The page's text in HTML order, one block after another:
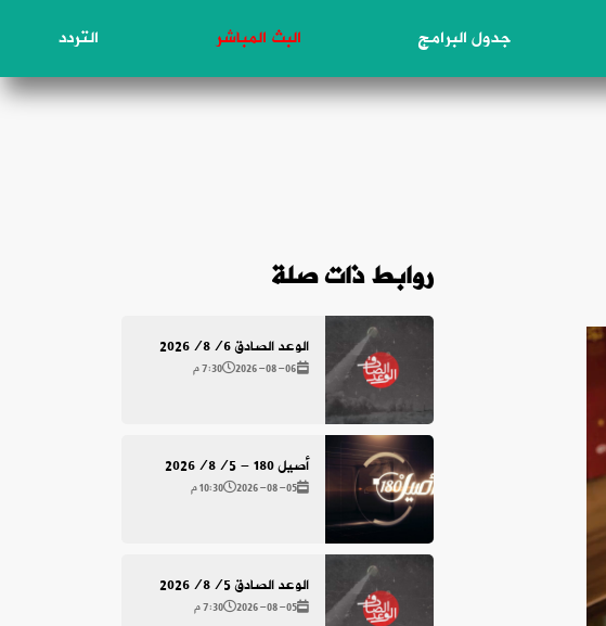
جدول البرامج البث المباشر التردد
روابط ذات صلة
الوعد الصادق 2026/8/6
2026-08-06 7:30 م
أصيل 180 - 2026/8/5
2026-08-05 10:30 م
الوعد الصادق 2026/8/5
2026-08-05 7:30 م